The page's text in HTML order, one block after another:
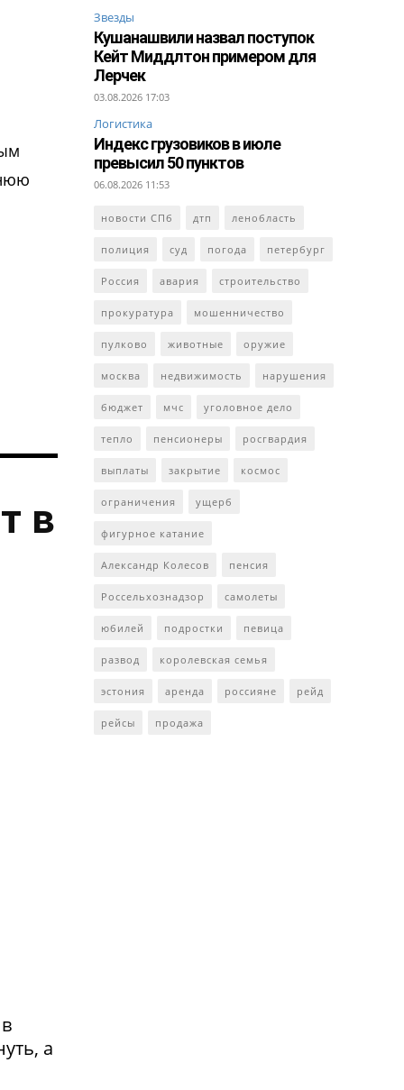
в
а
Звезды
Кушанашвили назвал поступок
Кейт Миддлтон примером для
Лерчек
03.08.2026 17:03
Логистика
Индекс грузовиков в июле
превысил 50 пунктов
06.08.2026 11:53
новости СПб дтп ленобласть
полиция суд погода петербург
Россия авария строительство
прокуратура мошенничество
пулково животные оружие
москва недвижимость нарушения
бюджет мчс уголовное дело
тепло пенсионеры росгвардия
выплаты закрытие космос
ограничения ущерб
фигурное катание
Александр Колесов пенсия
Россельхознадзор самолеты
юбилей подростки певица
развод королевская семья
эстония аренда россияне рейд
рейсы продажа